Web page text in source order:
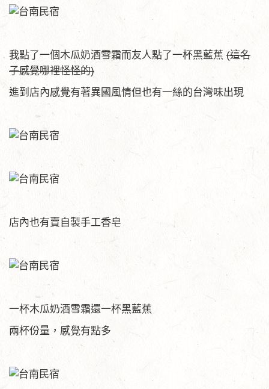
我點了一個木瓜奶酒雪霜而友人點了一杯黑藍蕉 (這名
子感覺哪裡怪怪的)
進到店內感覺有著異國風情但也有一絲的台灣味出現
店內也有賣自製手工香皂
一杯木瓜奶酒雪霜還一杯黑藍蕉
兩杯份量，感覺有點多